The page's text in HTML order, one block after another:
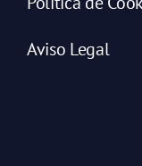
Aviso Legal